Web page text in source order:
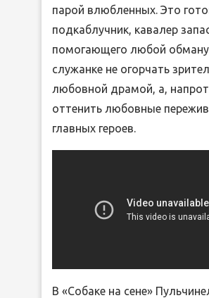
парой влюбленных. Это
подкаблучник, кавалер
помогающего любой
служанке не огорчать
любовной драмой, а,
оттенить любовные
главных героев.
В «Собаке на сене»